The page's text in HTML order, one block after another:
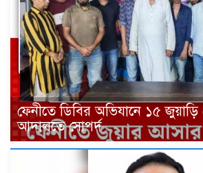
ফেনীতে ডিবির অভিযানে ১৫ জুয়াড়ি
আদালতে সোপর্দ